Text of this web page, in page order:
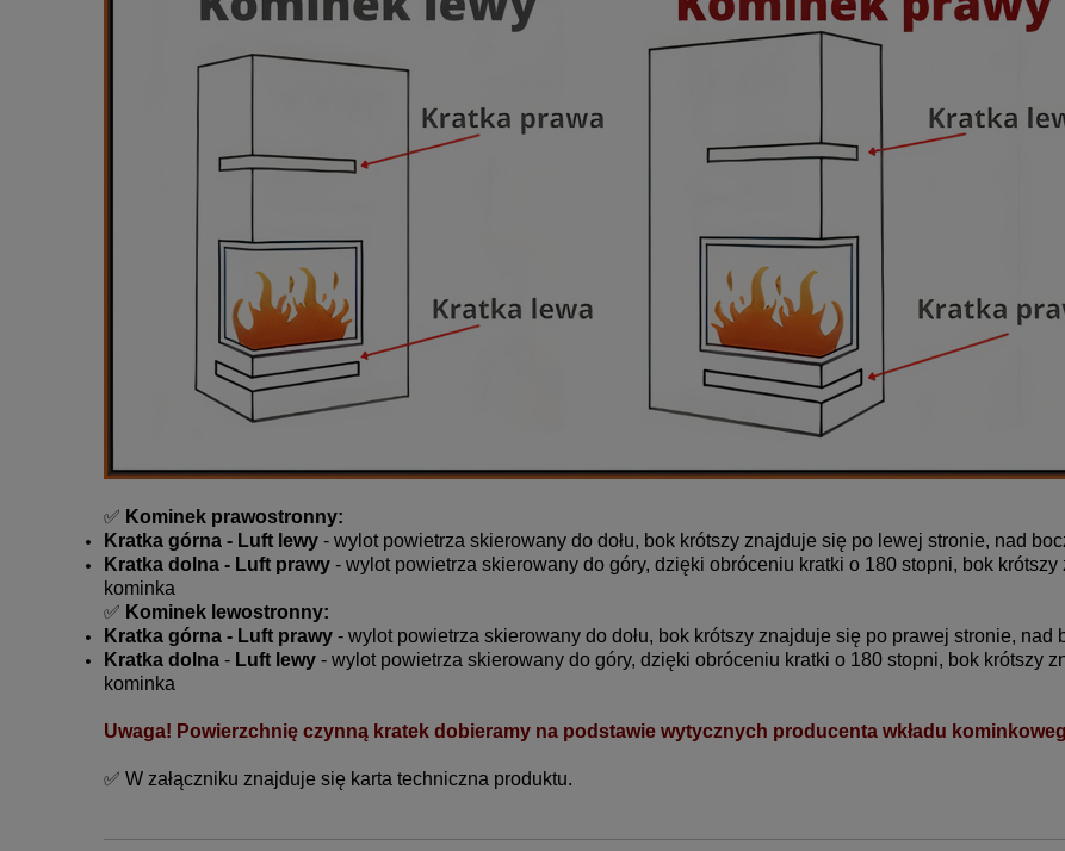
✅ Kominek prawostronny:
Kratka górna - Luft lewy - wylot powietrza skierowany do dołu, bok krótszy znajduje się po lewej stronie, nad
Kratka dolna - Luft prawy - wylot powietrza skierowany do góry, dzięki obróceniu kratki o 180 stopni, bok
kominka
✅ Kominek lewostronny:
Kratka górna - Luft prawy - wylot powietrza skierowany do dołu, bok krótszy znajduje się po prawej stronie, nad
Kratka dolna - Luft lewy - wylot powietrza skierowany do góry, dzięki obróceniu kratki o 180 stopni, bok krótszy
kominka
Uwaga! Powierzchnię czynną kratek dobieramy na podstawie wytycznych producenta wkładu
✅ W załączniku znajduje się karta techniczna produktu.